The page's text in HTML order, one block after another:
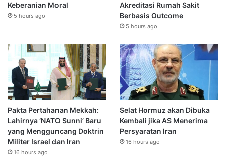
Keberanian Moral
5 hours ago
Akreditasi Rumah Sakit
Berbasis Outcome
5 hours ago
Pakta Pertahanan Mekkah:
Lahirnya ‘NATO Sunni’ Baru
yang Mengguncang Doktrin
Militer Israel dan Iran
16 hours ago
Selat Hormuz akan Dibuka
Kembali jika AS Menerima
Persyaratan Iran
16 hours ago